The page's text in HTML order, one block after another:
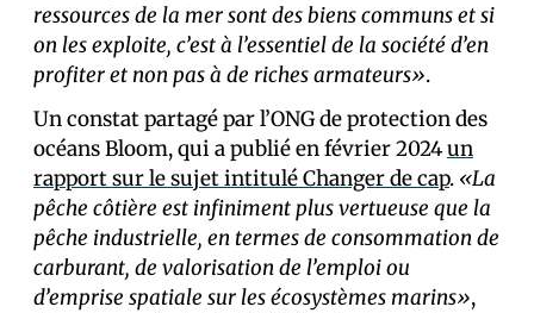
ressources de la mer sont des biens communs et si
on les exploite, c’est à l’essentiel de la société d’en
profiter et non pas à de riches armateurs».
Un constat partagé par l’ONG de protection des
océans Bloom, qui a publié en février 2024un
rapport sur le sujet intitulé Changer de cap. «La
pêche côtière est infiniment plus vertueuse que la
pêche industrielle, en termes de consommation de
carburant, de valorisation de l’emploi ou
d’emprise spatiale sur les écosystèmes marins»,